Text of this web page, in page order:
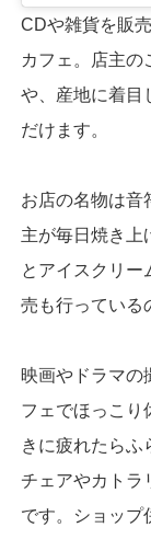
CDや雑貨を販
カフェ。店主の
や、産地に着目
だけます。
お店の名物は音
主が毎日焼き上
とアイスクリー
売も行っている
映画やドラマの
フェでほっこり
きに疲れたらふ
チェアやカトラ
です。ショップ